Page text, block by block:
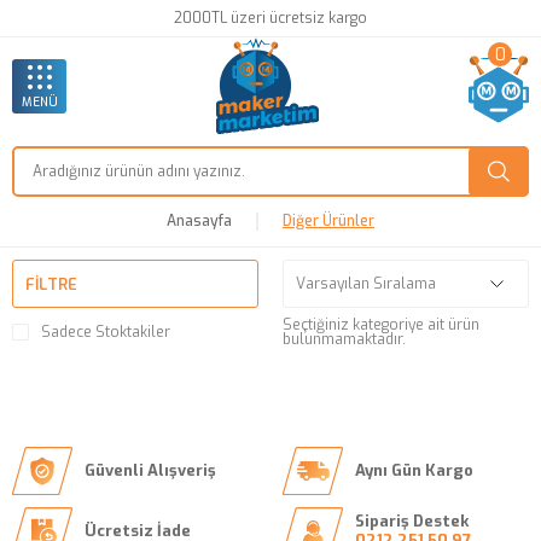
2000TL üzeri ücretsiz kargo
MENÜ
0
Anasayfa Diğer Ürünler
FILTRE
Sadece Stoktakiler Seçtiğiniz kategoriye ait ürün
bulunmamaktadır.
Güvenli Alışveriş Aynı Gün Kargo
Ücretsiz İade
Sipariş Destek